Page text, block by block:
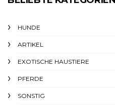
HUNDE
ARTIKEL
EXOTISCHE HAUSTIERE
PFERDE
SONSTIG